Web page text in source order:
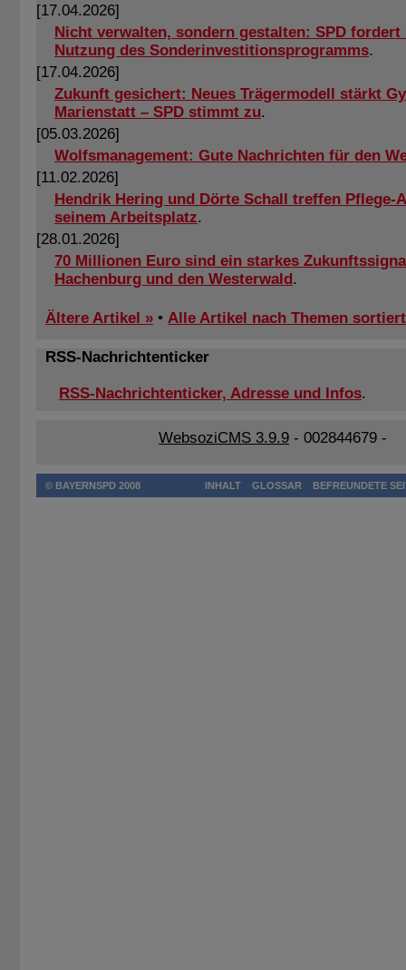
[17.04.2026]
Nicht verwalten, sondern gestalten: SPD fordert
Nutzung des Sonderinvestitionsprogramms.
[17.04.2026]
Zukunft gesichert: Neues Trägermodell stärkt
Marienstatt – SPD stimmt zu.
[05.03.2026]
Wolfsmanagement: Gute Nachrichten für den
[11.02.2026]
Hendrik Hering und Dörte Schall treffen Pflege-
seinem Arbeitsplatz.
[28.01.2026]
70 Millionen Euro sind ein starkes
Hachenburg und den Westerwald.
Ältere Artikel » • Alle Artikel nach Themen sortiert
RSS-Nachrichtenticker
RSS-Nachrichtenticker, Adresse und Infos.
WebsoziCMS 3.9.9 - 002844679 -
© BAYERNSPD 2008 INHALT GLOSSAR BEFREUNDETE